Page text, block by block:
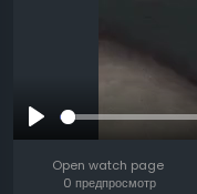
Воспроизвести
Open watch page
0 предпросмотр